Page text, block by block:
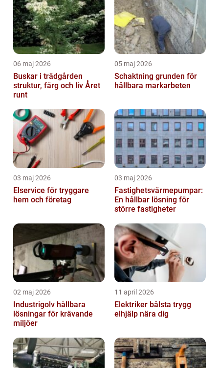
06 maj 2026
Buskar i trädgården
struktur, färg och liv Året
runt
05 maj 2026
Schaktning grunden för
hållbara markarbeten
03 maj 2026
Elservice för tryggare
hem och företag
03 maj 2026
Fastighetsvärmepumpar:
En hållbar lösning för
större fastigheter
02 maj 2026
Industrigolv hållbara
lösningar för krävande
miljöer
11 april 2026
Elektriker bålsta trygg
elhjälp nära dig